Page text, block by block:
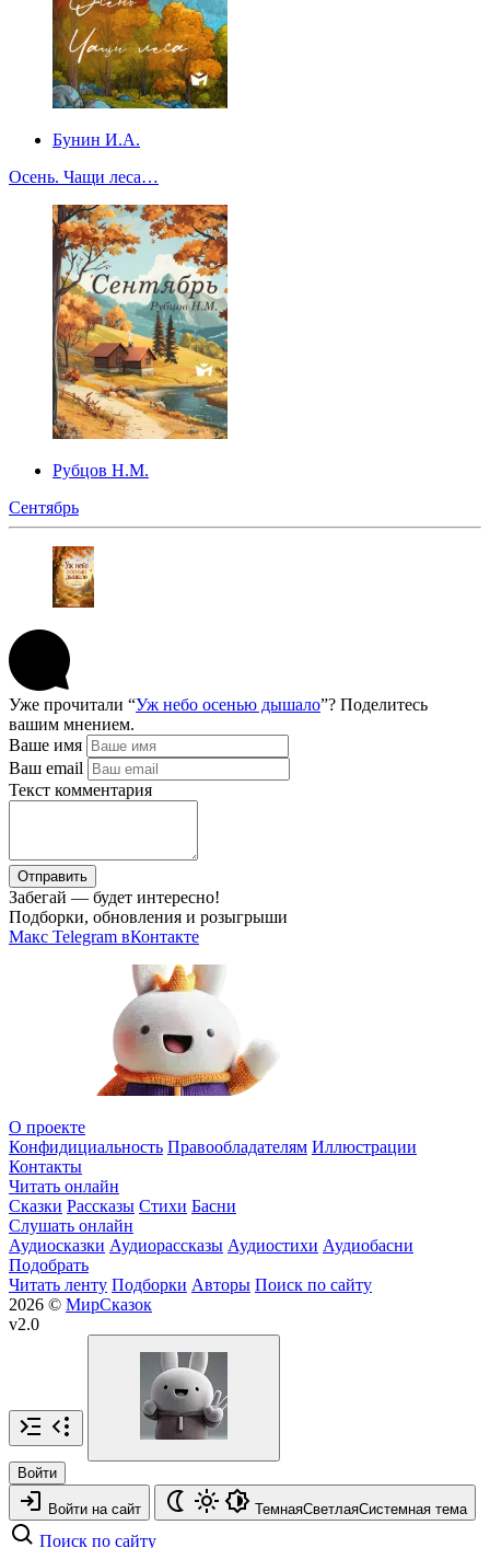
Бунин И.А.
Осень. Чащи леса…
Рубцов Н.М.
Сентябрь
Уже прочитали “Уж небо осенью дышало”? Поделитесь
вашим мнением.
Ваше имя
Ваш email
Текст комментария
Отправить
Забегай — будет интересно!
Подборки, обновления и розыгрыши
Макс Telegram вКонтакте
О проекте
Конфидициальность Правообладателям Иллюстрации
Контакты
Читать онлайн
Сказки Рассказы Стихи Басни
Слушать онлайн
Аудиосказки Аудиорассказы Аудиостихи Аудиобасни
Подобрать
Читать ленту Подборки Авторы Поиск по сайту
2026 © МирСказок
v2.0
Войти
Войти на сайт ТемнаяСветлаяСистемная тема
Поиск по сайту